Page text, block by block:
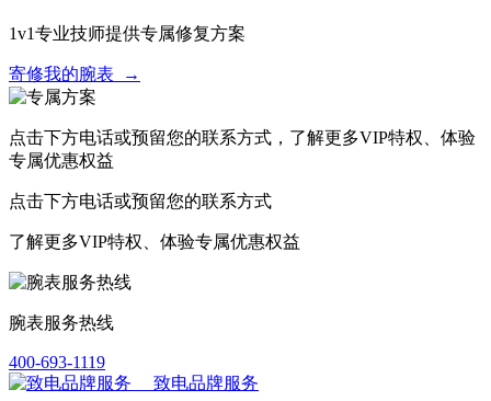
1v1专业技师提供专属修复方案
寄修我的腕表 →
点击下方电话或预留您的联系方式，了解更多VIP特权、体验
专属优惠权益
点击下方电话或预留您的联系方式
了解更多VIP特权、体验专属优惠权益
腕表服务热线
400-693-1119
致电品牌服务